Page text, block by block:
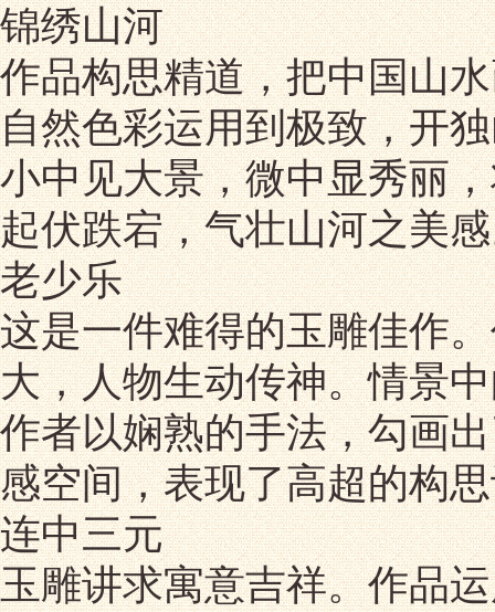
锦绣山河
作品构思精道，把中国山
自然色彩运用到极致，开
小中见大景，微中显秀丽
起伏跌宕，气壮山河之美
老少乐
这是一件难得的玉雕佳作
大，人物生动传神。情景
作者以娴熟的手法，勾画
感空间，表现了高超的构
连中三元
玉雕讲求寓意吉祥。作品